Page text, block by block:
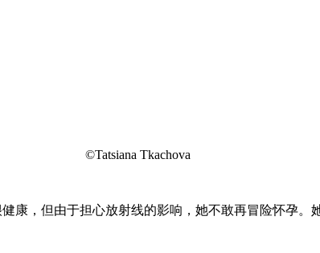
©Tatsiana Tkachova
康，但由于担心放射线的影响，她不敢再冒险怀孕。